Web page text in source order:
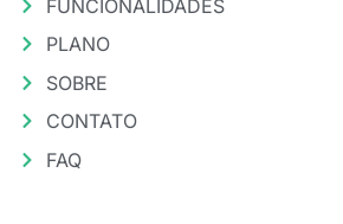
FUNCIONALIDADES
PLANO
SOBRE
CONTATO
FAQ